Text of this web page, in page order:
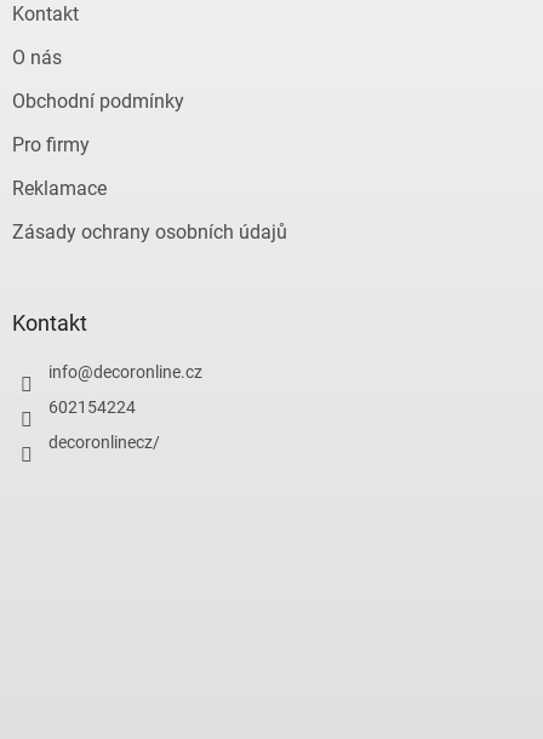
Kontakt
O nás
Obchodní podmínky
Pro firmy
Reklamace
Zásady ochrany osobních údajů
Kontakt
info@decoronline.cz
602154224
decoronlinecz/